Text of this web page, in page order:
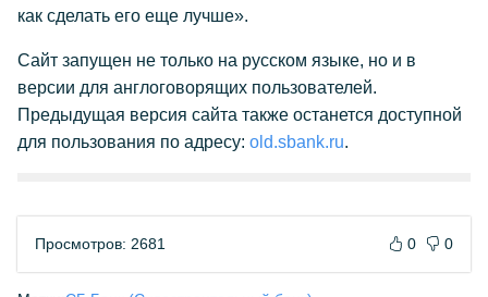
как сделать его еще лучше».
Сайт запущен не только на русском языке, но и в
версии для англоговорящих пользователей.
Предыдущая версия сайта также останется доступной
для пользования по адресу: old.sbank.ru.
Просмотров: 2681 0 0